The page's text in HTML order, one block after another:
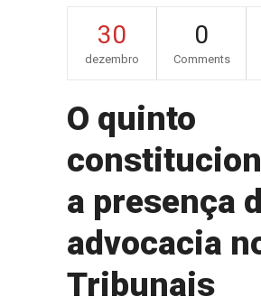
30
dezembro
0
Comments
O quinto
a presença
advocacia
Tribunais